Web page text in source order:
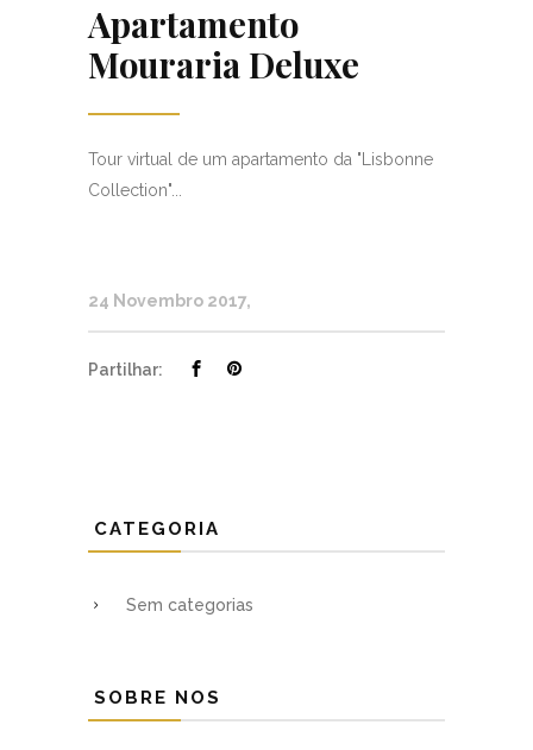
Apartamento
Mouraria Deluxe
Tour virtual de um apartamento da "Lisbonne
Collection"...
24 Novembro 2017
Partilhar:
CATEGORIA
Sem categorias
SOBRE NOS